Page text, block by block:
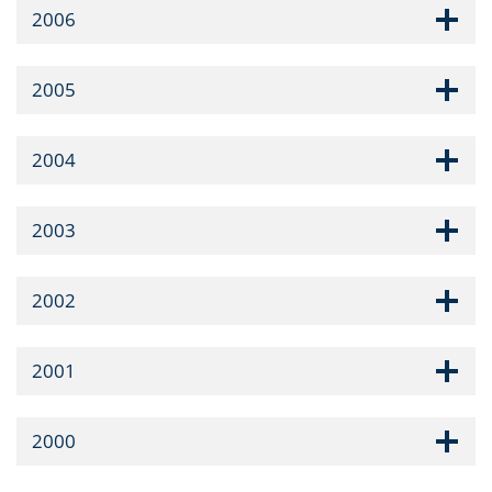
2006
2005
2004
2003
2002
2001
2000